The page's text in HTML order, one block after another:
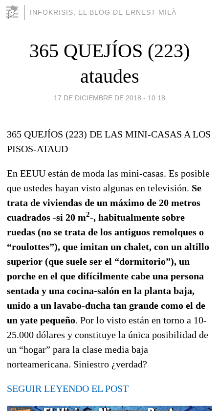
INFOKRISIS, EL BLOG DE ERNEST MILÀ
365 QUEJÍOS (223)
ataudes
17 DE DICIEMBRE DE 2018 - 10:18
365 QUEJÍOS (223) DE LAS MINI-CASAS A LOS
PISOS-ATAUD
En EEUU están de moda las mini-casas. Es posible
que ustedes hayan visto algunas en televisión. Se
trata de viviendas de un máximo de 20 metros
cuadrados -si 20 m2-, habitualmente sobre
ruedas (no se trata de los antiguos remolques o
“roulottes”), que imitan un chalet, con un altillo
superior (que suele ser el “dormitorio”), un
porche en el que difícilmente cabe una persona
sentada y una cocina-salón en la planta baja,
unido a un lavabo-ducha tan grande como el de
un yate pequeño. Por lo visto están en torno a 10-
25.000 dólares y constituye la única posibilidad de
un “hogar” para la clase media baja
norteamericana. Siniestro ¿verdad?
SEGUIR LEYENDO EL POST